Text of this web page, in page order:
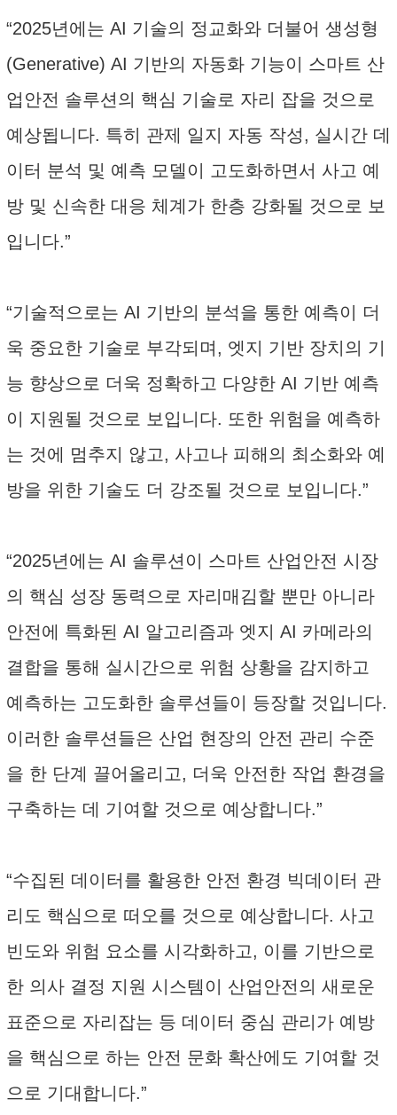
“2025년에는 AI 기술의 정교화와 더불어 생성형
(Generative) AI 기반의 자동화 기능이 스마트 산
업안전 솔루션의 핵심 기술로 자리 잡을 것으로
예상됩니다. 특히 관제 일지 자동 작성, 실시간 데
이터 분석 및 예측 모델이 고도화하면서 사고 예
방 및 신속한 대응 체계가 한층 강화될 것으로 보
입니다.”
“기술적으로는 AI 기반의 분석을 통한 예측이 더
욱 중요한 기술로 부각되며, 엣지 기반 장치의 기
능 향상으로 더욱 정확하고 다양한 AI 기반 예측
이 지원될 것으로 보입니다. 또한 위험을 예측하
는 것에 멈추지 않고, 사고나 피해의 최소화와 예
방을 위한 기술도 더 강조될 것으로 보입니다.”
“2025년에는 AI 솔루션이 스마트 산업안전 시장
의 핵심 성장 동력으로 자리매김할 뿐만 아니라
안전에 특화된 AI 알고리즘과 엣지 AI 카메라의
결합을 통해 실시간으로 위험 상황을 감지하고
예측하는 고도화한 솔루션들이 등장할 것입니다.
이러한 솔루션들은 산업 현장의 안전 관리 수준
을 한 단계 끌어올리고, 더욱 안전한 작업 환경을
구축하는 데 기여할 것으로 예상합니다.”
“수집된 데이터를 활용한 안전 환경 빅데이터 관
리도 핵심으로 떠오를 것으로 예상합니다. 사고
빈도와 위험 요소를 시각화하고, 이를 기반으로
한 의사 결정 지원 시스템이 산업안전의 새로운
표준으로 자리잡는 등 데이터 중심 관리가 예방
을 핵심으로 하는 안전 문화 확산에도 기여할 것
으로 기대합니다.”